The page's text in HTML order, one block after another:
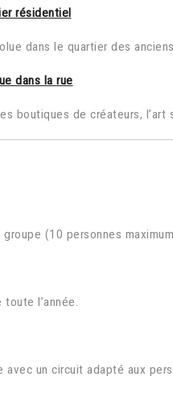
résidentiel
dans le quartier des
dans la rue
boutiques de créateurs,
(10 personnes
l’année.
un circuit adapté aux